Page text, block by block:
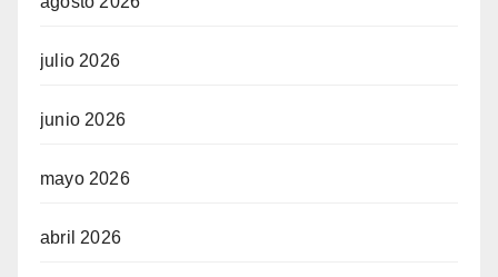
julio 2026
junio 2026
mayo 2026
abril 2026